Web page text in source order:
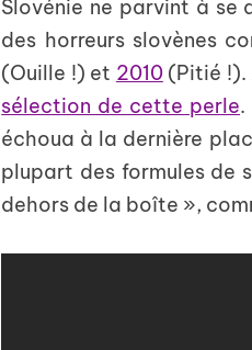
Slovénie ne parvint à se
des horreurs slovènes
(Ouille !) et 2010(Pitié !).
sélection de cette perle.
échoua à la dernière
plupart des formules de
dehors de la boîte »,